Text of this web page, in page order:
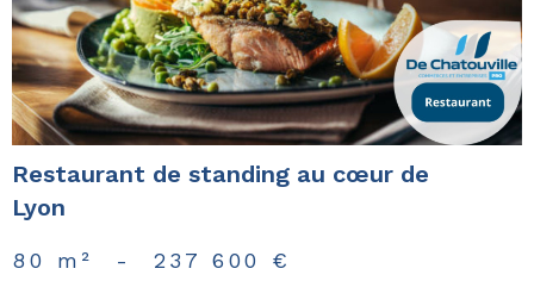
Restaurant de standing au cœur de
Lyon
80 m² - 237 600 €